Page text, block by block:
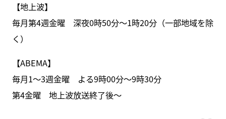
【地上波】
毎月第4週金曜 深夜0時50分～1時20分（一部地域を除
く）
【ABEMA】
毎月1〜3週金曜 よる9時00分～9時30分
第4金曜 地上波放送終了後〜